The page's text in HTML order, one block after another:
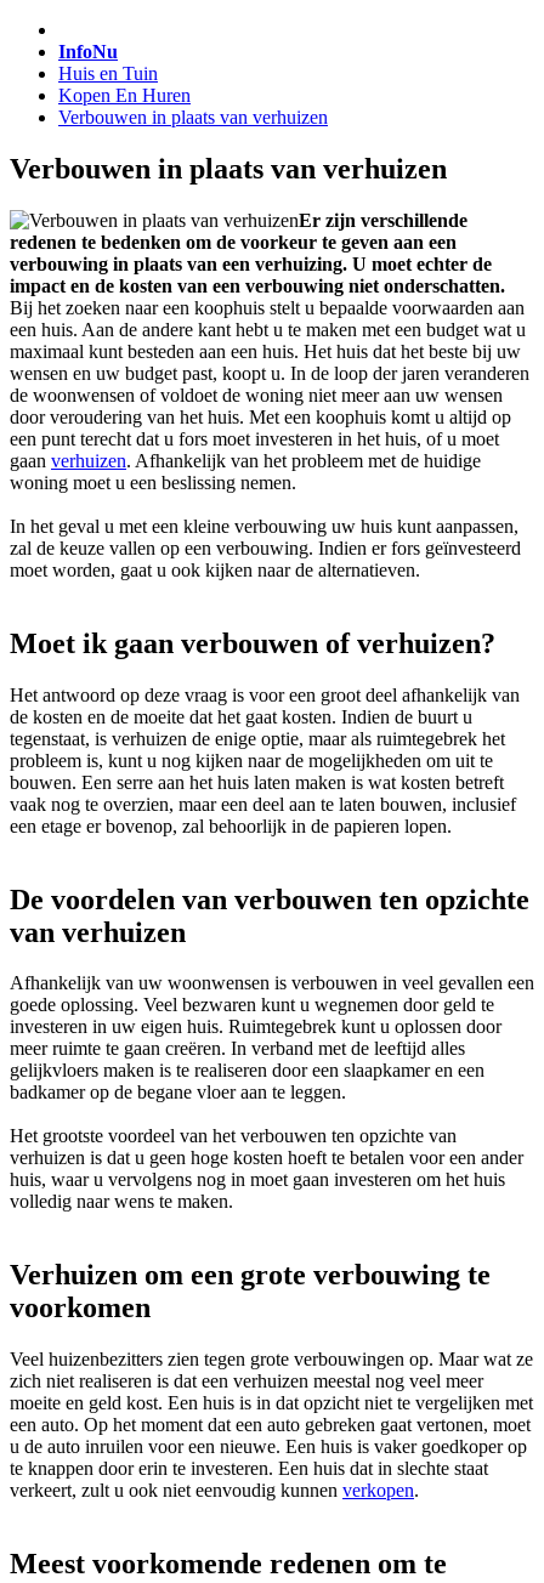
InfoNu
Huis en Tuin
Kopen En Huren
Verbouwen in plaats van verhuizen
Verbouwen in plaats van verhuizen
Er zijn verschillende
redenen te bedenken om de voorkeur te geven aan een
verbouwing in plaats van een verhuizing. U moet echter de
impact en de kosten van een verbouwing niet onderschatten.
Bij het zoeken naar een koophuis stelt u bepaalde voorwaarden aan
een huis. Aan de andere kant hebt u te maken met een budget wat u
maximaal kunt besteden aan een huis. Het huis dat het beste bij uw
wensen en uw budget past, koopt u. In de loop der jaren veranderen
de woonwensen of voldoet de woning niet meer aan uw wensen
door veroudering van het huis. Met een koophuis komt u altijd op
een punt terecht dat u fors moet investeren in het huis, of u moet
gaan verhuizen. Afhankelijk van het probleem met de huidige
woning moet u een beslissing nemen.
In het geval u met een kleine verbouwing uw huis kunt aanpassen,
zal de keuze vallen op een verbouwing. Indien er fors geïnvesteerd
moet worden, gaat u ook kijken naar de alternatieven.
Moet ik gaan verbouwen of verhuizen?
Het antwoord op deze vraag is voor een groot deel afhankelijk van
de kosten en de moeite dat het gaat kosten. Indien de buurt u
tegenstaat, is verhuizen de enige optie, maar als ruimtegebrek het
probleem is, kunt u nog kijken naar de mogelijkheden om uit te
bouwen. Een serre aan het huis laten maken is wat kosten betreft
vaak nog te overzien, maar een deel aan te laten bouwen, inclusief
een etage er bovenop, zal behoorlijk in de papieren lopen.
De voordelen van verbouwen ten opzichte
van verhuizen
Afhankelijk van uw woonwensen is verbouwen in veel gevallen een
goede oplossing. Veel bezwaren kunt u wegnemen door geld te
investeren in uw eigen huis. Ruimtegebrek kunt u oplossen door
meer ruimte te gaan creëren. In verband met de leeftijd alles
gelijkvloers maken is te realiseren door een slaapkamer en een
badkamer op de begane vloer aan te leggen.
Het grootste voordeel van het verbouwen ten opzichte van
verhuizen is dat u geen hoge kosten hoeft te betalen voor een ander
huis, waar u vervolgens nog in moet gaan investeren om het huis
volledig naar wens te maken.
Verhuizen om een grote verbouwing te
voorkomen
Veel huizenbezitters zien tegen grote verbouwingen op. Maar wat ze
zich niet realiseren is dat een verhuizen meestal nog veel meer
moeite en geld kost. Een huis is in dat opzicht niet te vergelijken met
een auto. Op het moment dat een auto gebreken gaat vertonen, moet
u de auto inruilen voor een nieuwe. Een huis is vaker goedkoper op
te knappen door erin te investeren. Een huis dat in slechte staat
verkeert, zult u ook niet eenvoudig kunnen verkopen.
Meest voorkomende redenen om te